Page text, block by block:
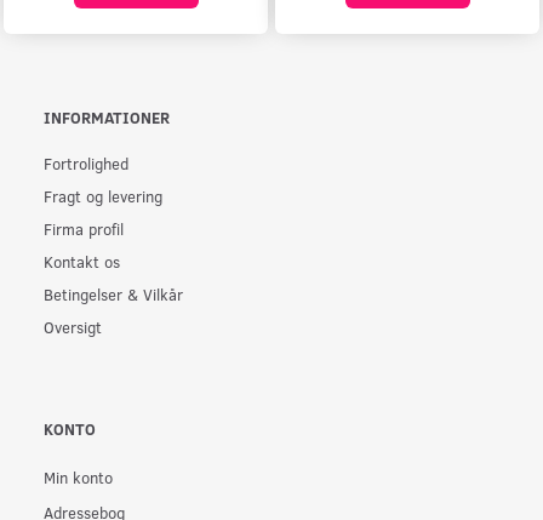
INFORMATIONER
Fortrolighed
Fragt og levering
Firma profil
Kontakt os
Betingelser & Vilkår
Oversigt
KONTO
Min konto
Adressebog